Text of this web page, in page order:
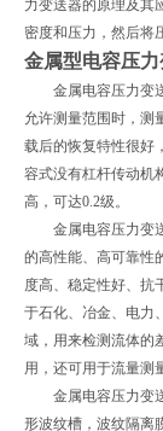
力变送器的原理及其
密度和压力，然后将
金属型电容压
金属电容压力变送
允许测量范围时，测
载后的恢复特性很好
容式没有杠杆传动机
高，可达0.2级。
金属电容压力变送
的高性能、高可靠性
度高、稳定性好、抗
于石化、冶金、电力
域，用来检测流体的
用，还可用于流量测
金属电容压力变送
形波纹槽，波纹隔离